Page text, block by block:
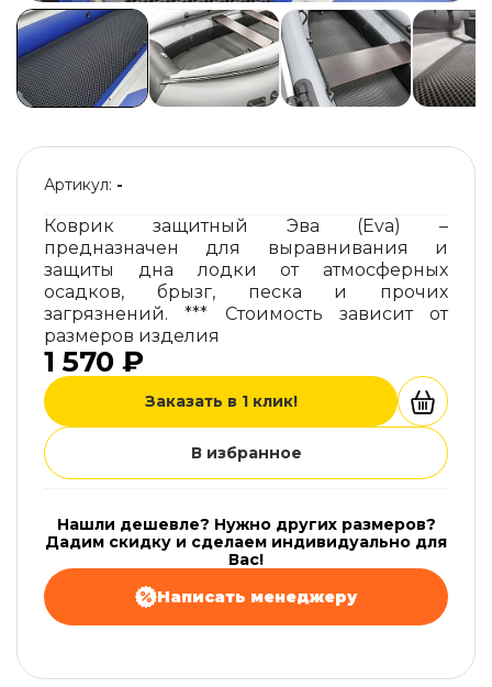
Артикул: -
Коврик защитный Эва (Eva) –
предназначен для выравнивания и
защиты дна лодки от атмосферных
осадков, брызг, песка и прочих
загрязнений. *** Стоимость зависит от
размеров изделия
1 570 ₽
Заказать в 1 клик!
В избранное
Нашли дешевле? Нужно других размеров?
Дадим скидку и сделаем индивидуально для
Вас!
Написать менеджеру